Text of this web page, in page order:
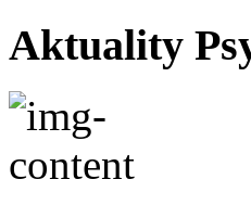
Aktuality